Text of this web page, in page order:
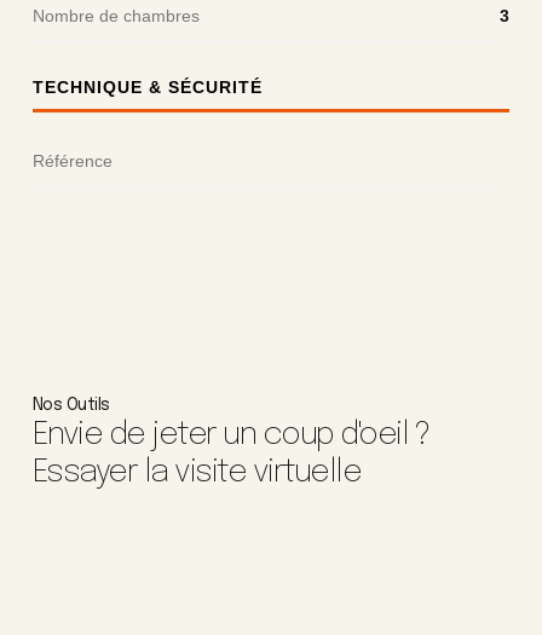
Nombre de chambres 3
TECHNIQUE & SÉCURITÉ
Référence
Nos Outils
Envie de jeter un coup d'oeil ?
Essayer la visite virtuelle